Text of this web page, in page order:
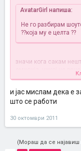
AvatarGirl напиша:
Не го разбирам
??која му е целта ??
значи кога сакам
емисија. никој не
интелигента
и јас мислам дека е
што се работи
30 октомври 2011
(Мораш да се најавиш